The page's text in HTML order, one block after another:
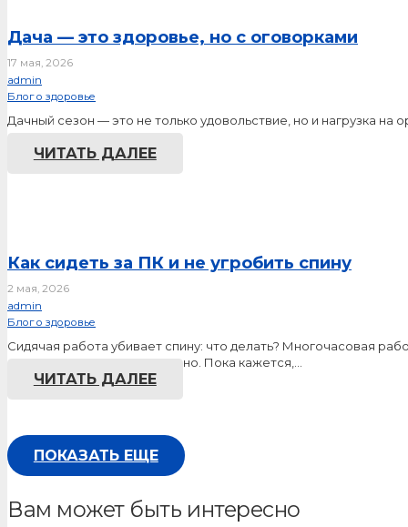
Дача — это здоровье, но с оговорками
17 мая, 2026
admin
Блог о здоровье
Дачный сезон — это не только удовольствие, но и нагрузка
ЧИТАТЬ ДАЛЕЕ
Как сидеть за ПК и не угробить спину
2 мая, 2026
admin
Блог о здоровье
Сидячая работа убивает спину: что делать? Многочасовая
понимает это слишком поздно. Пока кажется,…
ЧИТАТЬ ДАЛЕЕ
ПОКАЗАТЬ ЕЩЕ
Вам может быть интересно